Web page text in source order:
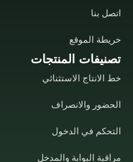
تصنيفات المنتجات
خط الانتاج الاستثنائي
الحضور والانصراف
التحكم في الدخول
مراقبة البوابة والمدخل
اتصل بنا
خريطة الموقع